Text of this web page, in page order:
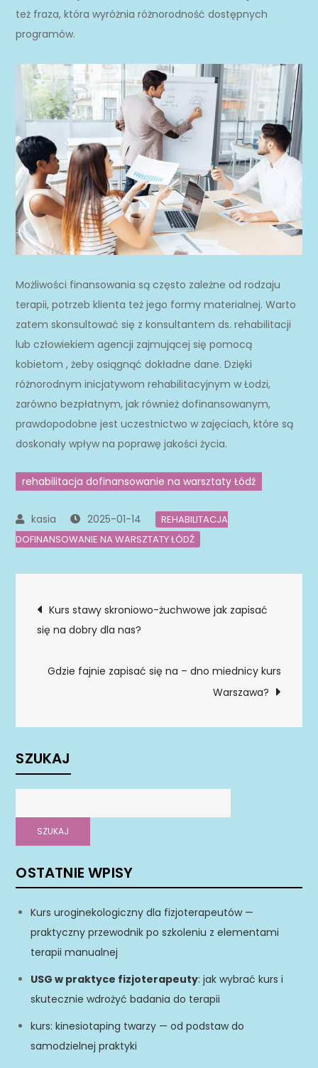
też fraza, która wyróżnia różnorodność dostępnych
programów.
Możliwości finansowania są często zależne od rodzaju
terapii, potrzeb klienta też jego formy materialnej. Warto
zatem skonsultować się z konsultantem ds. rehabilitacji
lub człowiekiem agencji zajmującej się pomocą
kobietom , żeby osiągnąć dokładne dane. Dzięki
różnorodnym inicjatywom rehabilitacyjnym w Łodzi,
zarówno bezpłatnym, jak również dofinansowanym,
prawdopodobne jest uczestnictwo w zajęciach, które są
doskonały wpływ na poprawę jakości życia.
rehabilitacja dofinansowanie na warsztaty Łódź
2025-01-14
REHABILITACJA
DOFINANSOWANIE NA WARSZTATY ŁÓDŹ
Nawigacja
wpisu
Kurs stawy skroniowo-żuchwowe jak zapisać
się na dobry dla nas?
Gdzie fajnie zapisać się na – dno miednicy kurs
Warszawa?
SZUKAJ
SZUKAJ
OSTATNIE WPISY
Kurs uroginekologiczny dla fizjoterapeutów —
praktyczny przewodnik po szkoleniu z elementami
terapii manualnej
USG w praktyce fizjoterapeuty: jak wybrać kurs i
skutecznie wdrożyć badania do terapii
kurs: kinesiotaping twarzy — od podstaw do
samodzielnej praktyki